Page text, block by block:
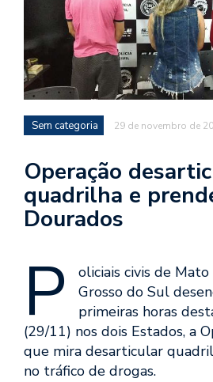
Sem categoria 29 de novembro de
Operação
quadrilha e
Dourados
P
oliciais civis de
Grosso do Sul
primeiras horas
(29/11) nos dois Estados, a
que mira desarticular
no tráfico de drogas.